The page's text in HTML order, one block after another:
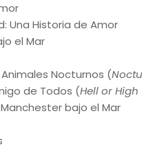
Una Historia de Amor
el Mar
Nocturnos (
de Todos (Hell or
bajo el Mar